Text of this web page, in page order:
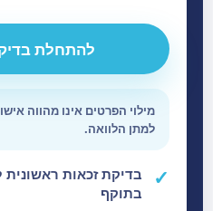
להתחלת
מילוי הפרטים אינו מהווה
למתן הלוואה.
בדיקת זכאות
בתוקף